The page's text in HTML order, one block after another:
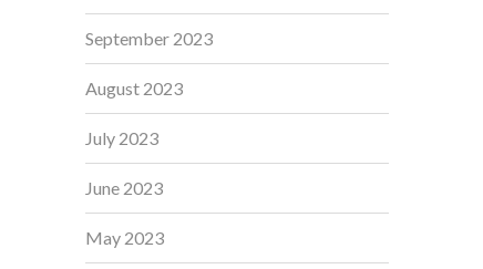
September 2023
August 2023
July 2023
June 2023
May 2023